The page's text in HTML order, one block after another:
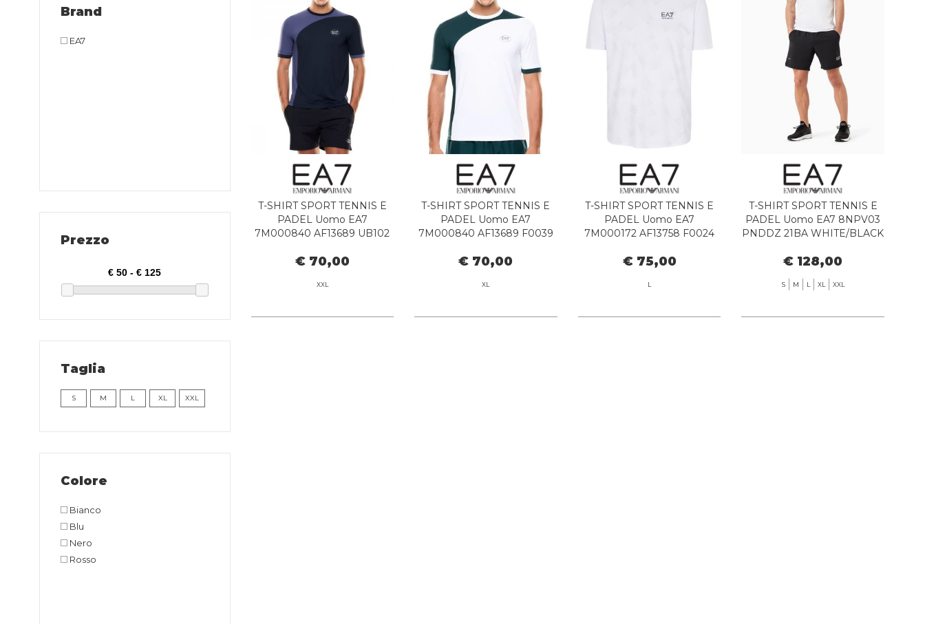
T-SHIRT SPORT
Brand
EA7
Prezzo
Taglia
S M L XL XXL
Colore
Bianco
Blu
Nero
Rosso
T-SHIRT SPORT TENNIS E
PADEL Uomo EA7
7M000840 AF13689 UB102
€ 70,00
XXL
T-SHIRT SPORT TENNIS E
PADEL Uomo EA7
7M000840 AF13689 F0039
€ 70,00
XL
T-SHIRT SPORT TENNIS E
PADEL Uomo EA7
7M000172 AF13758 F0024
€ 75,00
L
T-SHIRT SPORT TENNIS E
PADEL Uomo EA7 8NPV03
PNDDZ 21BA WHITE/BLACK
€ 128,00
S M L XL XXL